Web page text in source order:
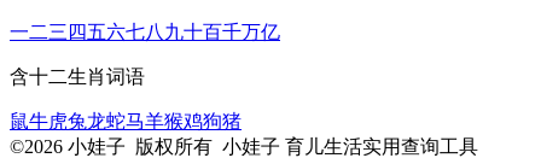
一二三 四五六七八 九十百千万亿
含十二生肖词语
鼠牛虎兔龙蛇马羊猴鸡狗猪
©2026 小娃子 版权所有 小娃子 育儿生活实用查询工具